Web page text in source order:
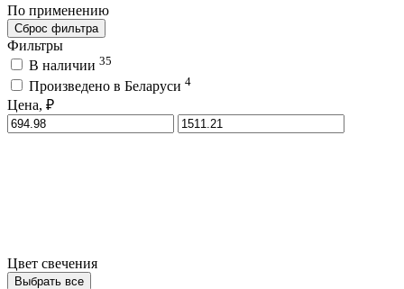
По применению
Сброс фильтра
Фильтры
В наличии 35
Произведено в Беларуси 4
Цена, ₽
Цвет свечения
Выбрать все